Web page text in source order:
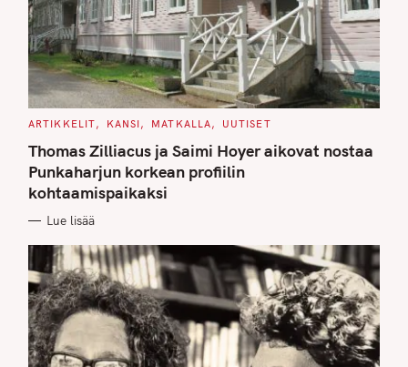
C
T
E
G
O
R
I
S
ARTIKKELIT KANSI MATKALLA UUTISET
Thomas Zilliacus ja Saimi Hoyer aikovat nostaa
Punkaharjun korkean profiilin
kohtaamispaikaksi
Lue lisää